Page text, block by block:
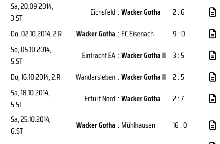
Sa, 20.09.2014,
3.ST
Eichsfeld :Wacker Gotha
2 : 6
Do, 02.10.2014, 2.R Wacker Gotha : FC Eisenach
9 : 0
So, 05.10.2014,
5.ST
Eintracht EA :Wacker Gotha II 3 : 5
Do, 16.10.2014, 2.R Wandersleben :Wacker Gotha II 2 : 5
Sa, 18.10.2014,
5.ST
Erfurt Nord :Wacker Gotha
2 : 7
Sa, 25.10.2014,
6.ST
Wacker Gotha : Mühlhausen
16 : 0